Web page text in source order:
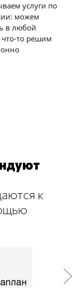
услуги по
можем
в любой
что-то решим
к